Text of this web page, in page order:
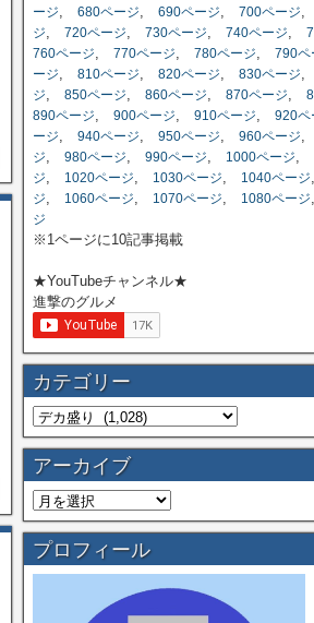
ージ, 680ページ, 690ページ, 700ページ,
ジ, 720ページ, 730ページ, 740ページ,
760ページ, 770ページ, 780ページ, 790ペ
ージ, 810ページ, 820ページ, 830ページ,
ジ, 850ページ, 860ページ, 870ページ,
890ページ, 900ページ, 910ページ, 920ペ
ージ, 940ページ, 950ページ, 960ページ,
ジ, 980ページ, 990ページ, 1000ページ,
ジ, 1020ページ, 1030ページ, 1040ページ
ジ, 1060ページ, 1070ページ, 1080ページ
ジ
※1ページに10記事掲載
★YouTubeチャンネル★
進撃のグルメ
カテゴリー
アーカイブ
プロフィール